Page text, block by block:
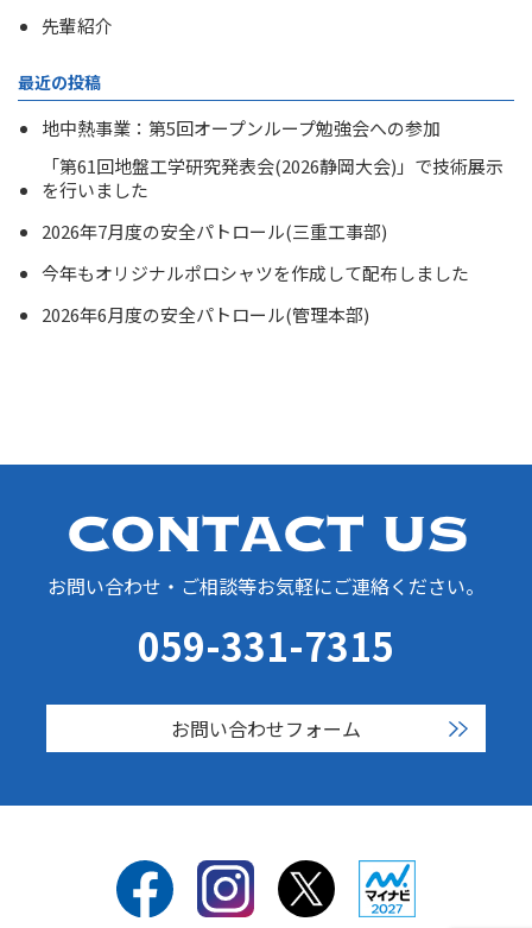
先輩紹介
最近の投稿
地中熱事業：第5回オープンループ勉強会への参加
「第61回地盤工学研究発表会(2026静岡大会)」で技術展示
を行いました
2026年7月度の安全パトロール(三重工事部)
今年もオリジナルポロシャツを作成して配布しました
2026年6月度の安全パトロール(管理本部)
お問い合わせ・ご相談等お気軽にご連絡ください。
059-331-7315
お問い合わせフォーム